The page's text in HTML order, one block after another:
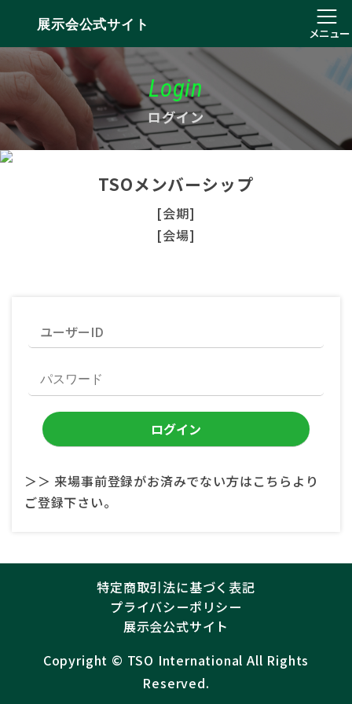
展示会公式サイト
メニュー
Login
ログイン
TSOメンバーシップ
[会期]
[会場]
＞＞ 来場事前登録がお済みでない方はこちらより
ご登録下さい。
特定商取引法に基づく表記
プライバシーポリシー
展示会公式サイト
Copyright ©︎ TSO International All Rights
Reserved.